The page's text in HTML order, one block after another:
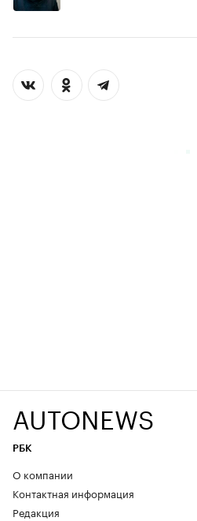
AUTONEWS
РБК
О компании
Контактная информация
Редакция